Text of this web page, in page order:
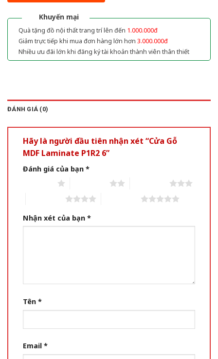
Khuyến mại
Quà tặng đồ nội thất trang trí lên đến 1.000.000đ
Giảm trực tiếp khi mua đơn hàng lớn hơn 3.000.000đ
Nhiều ưu đãi lớn khi đăng ký tài khoản thành viên thân thiết
ĐÁNH GIÁ (0)
Hãy là người đầu tiên nhận xét “Cửa Gỗ
MDF Laminate P1R2 6”
Đánh giá của bạn *
Nhận xét của bạn *
Tên *
Email *